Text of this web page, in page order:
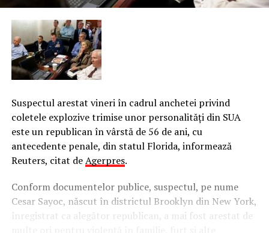
Suspectul arestat vineri în cadrul anchetei privind
coletele explozive trimise unor personalităţi din SUA
este un republican în vârstă de 56 de ani, cu
antecedente penale, din statul Florida, informează
Reuters, citat deAgerpres.
Conform documentelor publice, suspectul, pe nume
Cesar Sayoc, născut în districtul Brooklyn din New York,
înregistrat ca alegător republican, a mai fost arestat de